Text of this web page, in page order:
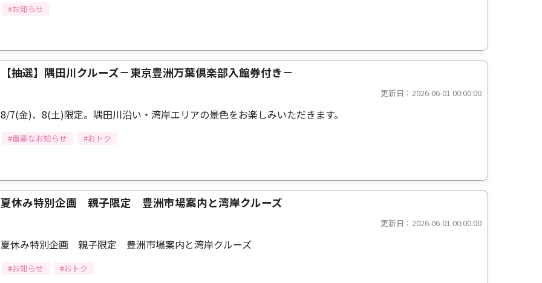
#お知らせ
【抽選】隅田川クルーズ－東京豊洲万葉倶楽部入館券付き－
更新日：2026-06-01 00:00:00
8/7(金)、8(土)限定。隅田川沿い・湾岸エリアの景色をお楽しみいただきます。
#重要なお知らせ #おトク
夏休み特別企画 親子限定 豊洲市場案内と湾岸クルーズ
更新日：2026-06-01 00:00:00
夏休み特別企画 親子限定 豊洲市場案内と湾岸クルーズ
#お知らせ #おトク